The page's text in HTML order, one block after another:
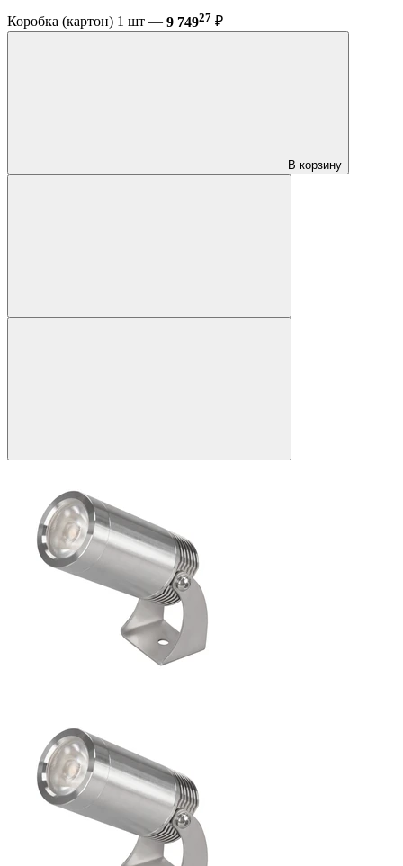
Коробка (картон) 1 шт — 9 74927 ₽
В корзину